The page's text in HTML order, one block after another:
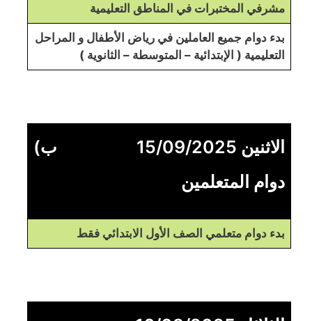
مشرفي المختبرات في المناطق التعليمية
بدء دوام جميع العاملين في رياض الأطفال و المراحل
التعليمية ( الإبتدائية – المتوسطة – الثانوية )
الاثنين 15/09/2025
ب)
دوام المتعلمين
بدء دوام متعلمي الصف الأول الابتدائي فقط